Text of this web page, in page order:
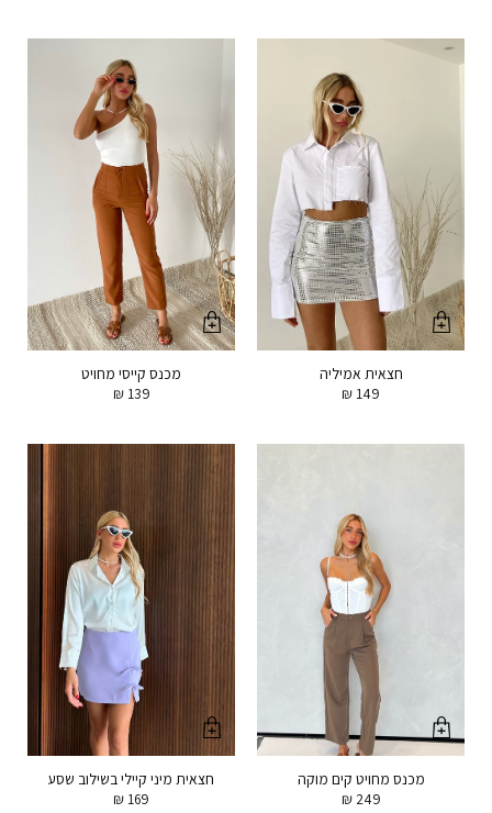
חצאית אמיליה
₪ 149
מכנס קייסי מחויט
₪139
מכנס מחויט קים מוקה
₪249
חצאית מיני קיילי בשילוב שסע
₪ 169